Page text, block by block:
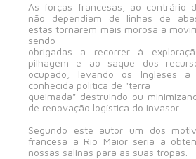
As forças francesas, ao contrário
não dependiam de linhas de
estas tornarem mais morosa a
sendo
obrigadas a recorrer à
pilhagem e ao saque dos
ocupado, levando os Ingleses a
conhecida política de "terra
queimada" destruindo ou
de renovação logística do invasor.
Segundo este autor um dos
francesa a Rio Maior seria a
nossas salinas para as suas tropas.